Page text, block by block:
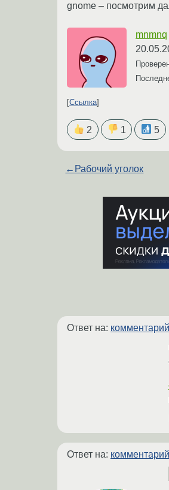
gnome – посмотрим
mnmnq
Ссылка
2 1 5
← Рабочий уголок
Ответ на: комментарий
Ответ на: комментарий